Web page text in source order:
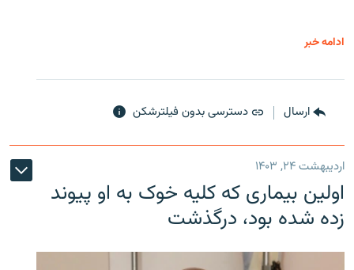
ادامه خبر
ارسال دسترسی بدون فیلترشکن
اردیبهشت ۲۴, ۱۴۰۳
اولین بیماری که کلیه خوک به او پیوند
زده شده بود، درگذشت